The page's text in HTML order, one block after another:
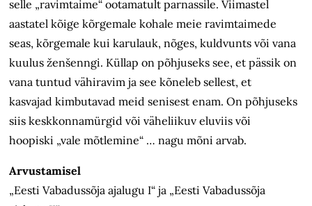
selle „ravimtaime“ ootamatult parnassile. Viimastel
aastatel kõige kõrgemale kohale meie ravimtaimede
seas, kõrgemale kui karulauk, nõges, kuldvunts või vana
kuulus ženšenngi. Küllap on põhjuseks see, et pässik on
vana tuntud vähiravim ja see kõneleb sellest, et
kasvajad kimbutavad meid senisest enam. On põhjuseks
siis keskkonnamürgid või väheliikuv eluviis või
hoopiski „vale mõtlemine“ … nagu mõni arvab.
Arvustamisel
„Eesti Vabadussõja ajalugu I“ ja „Eesti Vabadussõja